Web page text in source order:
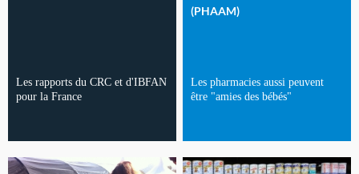
Les rapports du CRC et d'IBFAN
pour la France
(PHAAM)
Les pharmacies aussi peuvent
être "amies des bébés"